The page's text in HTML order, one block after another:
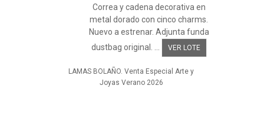
Correa y cadena decorativa en
metal dorado con cinco charms.
Nuevo a estrenar. Adjunta funda
dustbag original. ...
VER LOTE
LAMAS BOLAÑO. Venta Especial Arte y
Joyas Verano 2026